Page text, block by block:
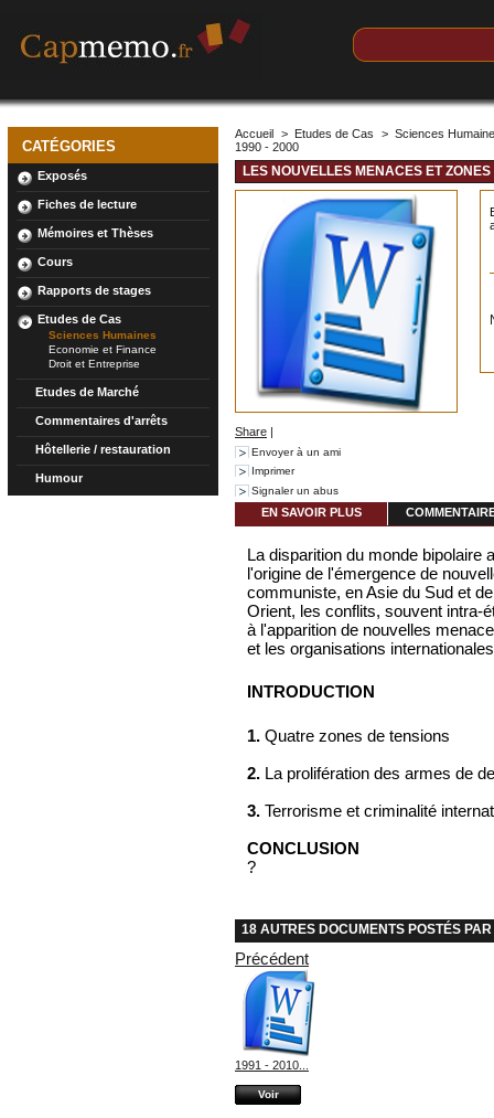
CATÉGORIES
Exposés
Fiches de lecture
Mémoires et Thèses
Cours
Rapports de stages
Etudes de Cas
Sciences Humaines
Economie et Finance
Droit et Entreprise
Etudes de Marché
Commentaires d'arrêts
Hôtellerie / restauration
Humour
Accueil > Etudes de Cas > Sciences
1990 - 2000
LES NOUVELLES MENACES ET
Share |
Envoyer à un ami
Imprimer
Signaler un abus
EN SAVOIR PLUS
La disparition du monde bipolaire
l'origine de l'émergence de
communiste, en Asie du Sud et
Orient, les conflits, souvent intra-
à l'apparition de nouvelles
et les organisations
INTRODUCTION
1. Quatre zones de tensions
2. La prolifération des armes de
3. Terrorisme et criminalité
CONCLUSION
?
18 AUTRES DOCUMENTS POSTÉS
Précédent
1991 - 2010...
Voir